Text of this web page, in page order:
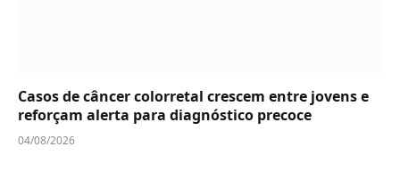
Casos de câncer colorretal crescem entre jovens e
reforçam alerta para diagnóstico precoce
04/08/2026